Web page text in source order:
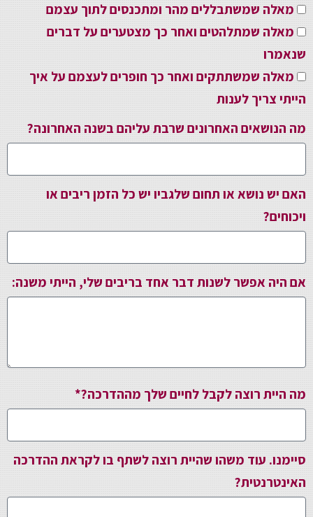
מאלה שמשתבללים מהר ומתכנסים לתוך עצמם
מאלה שמתלהטים ואחר כך מצטערים על דברים
שנאמרו
מאלה שמשתתקים ואחר כך חופרים לעצמם על איך
הייתי צריך לענות
מה הנושאים האחרונים שרבת עליהם בשנה האחרונה?
האם יש נושא או תחום שלגביו יש כל הזמן ריבים או
ויכוחים?
אם היה אפשר לשנות דבר אחד בריבים שלי, הייתי משנה:
מה היית רוצה לקבל לחיים שלך מההדרכה?*
סיימנו. עוד משהו שהיית רוצה לשתף בו לקראת ההדרכה
האינטרנטית?